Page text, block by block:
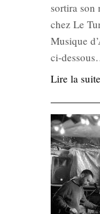
sortira son
chez Le
Musique
ci-
Lire la